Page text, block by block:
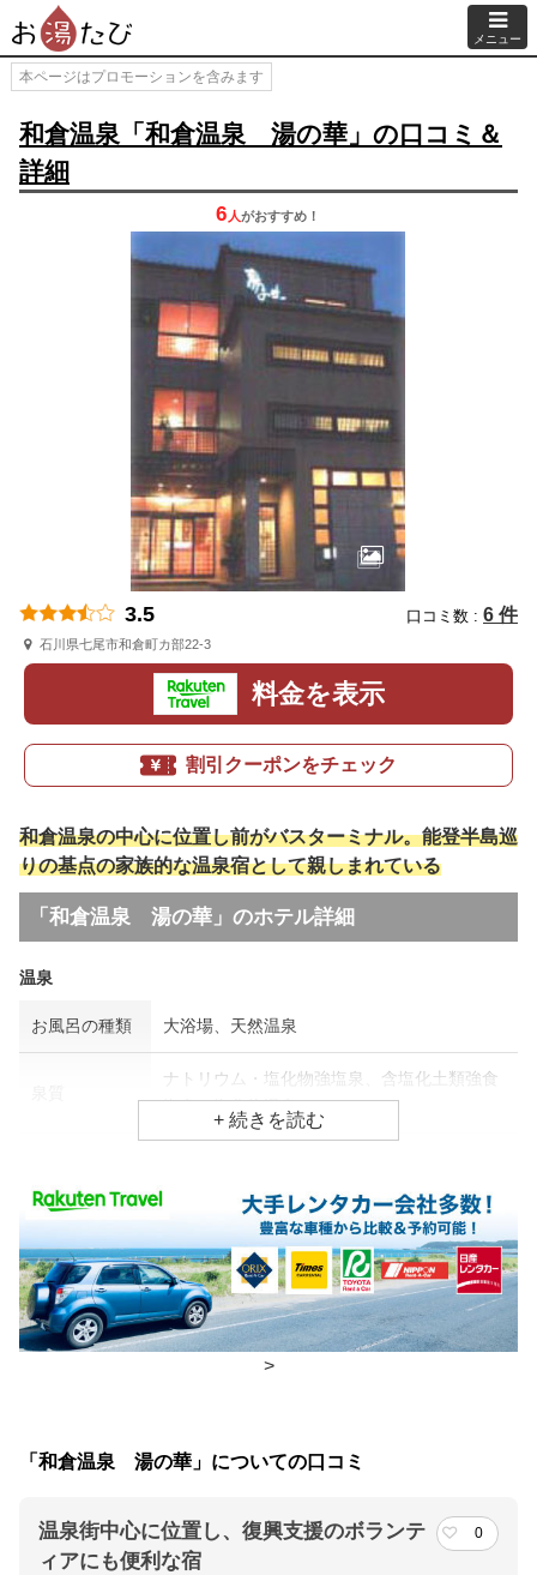
メニュー
本ページはプロモーションを含みます
和倉温泉「和倉温泉 湯の華」の口コミ＆
詳細
6 人がおすすめ！
3.5 口コミ数 : 6 件
石川県七尾市和倉町カ部22-3
料金を表示
割引クーポンをチェック
和倉温泉の中心に位置し前がバスターミナル。能登半島巡
りの基点の家族的な温泉宿として親しまれている
「和倉温泉 湯の華」のホテル詳細
温泉
お風呂の種類 大浴場、天然温泉
ナトリウム・塩化物強塩泉、含塩化土類強食
塩泉、塩化物温泉
食事場所
朝食 広間、食堂
チェックイン・チェックアウト時間
ト
交通アクセス
ＪＲ和倉温泉駅／北陸自動車道、能登有料道路（上棚矢駄ＩＣ又
>
「和倉温泉 湯の華」についての口コミ
温泉街中心に位置し、復興支援のボランテ
ィアにも便利な宿
0